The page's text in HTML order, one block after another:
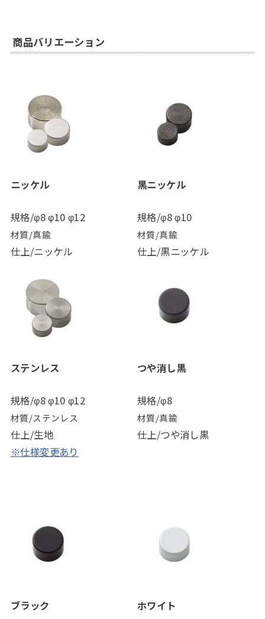
商品バリエーション
ニッケル
規格/φ8 φ10 φ12
材質/真鍮
仕上/ニッケル
黒ニッケル
規格/φ8 φ10
材質/真鍮
仕上/黒ニッケル
ステンレス
規格/φ8 φ10 φ12
材質/ステンレス
仕上/生地
※仕様変更あり
つや消し黒
規格/φ8
材質/真鍮
仕上/つや消し黒
ブラック ホワイト